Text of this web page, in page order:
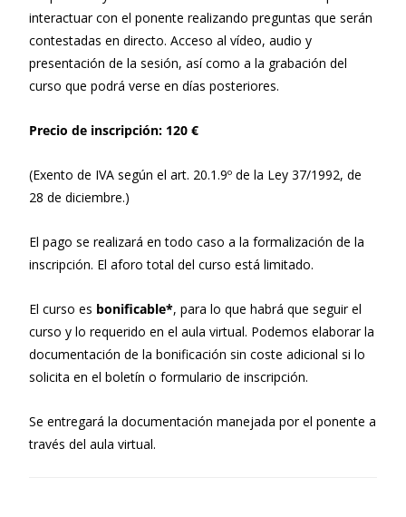
interactuar con el ponente realizando preguntas que serán
contestadas en directo. Acceso al vídeo, audio y
presentación de la sesión, así como a la grabación del
curso que podrá verse en días posteriores.
Precio de inscripción: 120 €
(Exento de IVA según el art. 20.1.9º de la Ley 37/1992, de
28 de diciembre.)
El pago se realizará en todo caso a la formalización de la
inscripción. El aforo total del curso está limitado.
El curso es bonificable*, para lo que habrá que seguir el
curso y lo requerido en el aula virtual. Podemos elaborar la
documentación de la bonificación sin coste adicional si lo
solicita en el boletín o formulario de inscripción.
Se entregará la documentación manejada por el ponente a
través del aula virtual.